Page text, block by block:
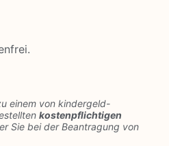
einem von kindergeld-
kostenpflichtigen
Sie bei der Beantragung von